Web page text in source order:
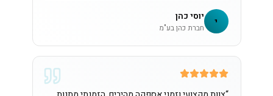
י יוסי כהן
חברת כהן בע"מ